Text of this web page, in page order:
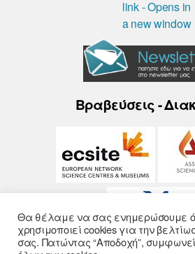
Βραβεύσεις -
Θα θέλαμε να σας ενημερώσουμε
χρησιμοποιεί cookies για την
σας. Πατώντας “Αποδοχή”,